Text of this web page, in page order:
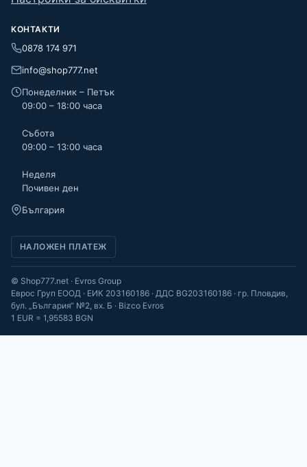
КОНТАКТИ
0878 174 971
info@shop777.net
Понеделник – Петък
09:00 – 18:00 часа
Събота
09:00 – 13:00 часа
Неделя
Почивен ден
България
НАЛОЖЕН ПЛАТЕЖ
© Shop777.net · Evros Group
Еврос Груп ЕООД · ЕИК 203160186 · ДДС BG203160186 · гр. Пловдив,
бул. „България“ №2, вх. Б · Bizco Evros
1 EUR = 1,95583 BGN